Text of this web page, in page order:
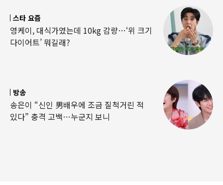
스타 요즘
영케이, 대식가였는데 10kg 감량…‘위 크기
다이어트’ 뭐길래?
방송
송은이 “신인 男배우에 조금 질척거린 적
있다” 충격 고백…누군지 보니